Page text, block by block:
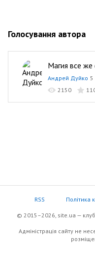
Голосування автора
Магия все же
Андрей Дуйко 5
2150
RSS Політика
© 2015–2026, site.ua — клуб
Адміністрація сайту не